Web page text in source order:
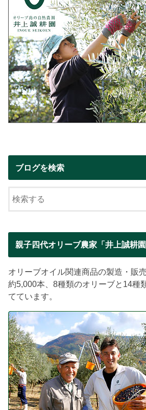
ブログを検索
親子四代オリーブ農家「井上誠耕園
オリーブオイル関連商品の製造・販
約5,000本、8種類のオリーブと14種
てています。